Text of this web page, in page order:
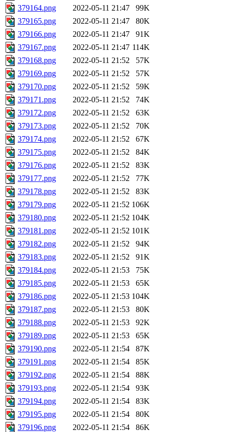
379164.png
2022-05-11 21:47
99K
379165.png
2022-05-11 21:47
80K
379166.png
2022-05-11 21:47
91K
379167.png
2022-05-11 21:47 114K
379168.png
2022-05-11 21:52
57K
379169.png
2022-05-11 21:52
57K
379170.png
2022-05-11 21:52
59K
379171.png
2022-05-11 21:52
74K
379172.png
2022-05-11 21:52
63K
379173.png
2022-05-11 21:52
70K
379174.png
2022-05-11 21:52
67K
379175.png
2022-05-11 21:52
84K
379176.png
2022-05-11 21:52
83K
379177.png
2022-05-11 21:52
77K
379178.png
2022-05-11 21:52
83K
379179.png
2022-05-11 21:52 106K
379180.png
2022-05-11 21:52 104K
379181.png
2022-05-11 21:52 101K
379182.png
2022-05-11 21:52
94K
379183.png
2022-05-11 21:52
91K
379184.png
2022-05-11 21:53
75K
379185.png
2022-05-11 21:53
65K
379186.png
2022-05-11 21:53 104K
379187.png
2022-05-11 21:53
80K
379188.png
2022-05-11 21:53
92K
379189.png
2022-05-11 21:53
65K
379190.png
2022-05-11 21:54
87K
379191.png
2022-05-11 21:54
85K
379192.png
2022-05-11 21:54
88K
379193.png
2022-05-11 21:54
93K
379194.png
2022-05-11 21:54
83K
379195.png
2022-05-11 21:54
80K
379196.png
2022-05-11 21:54
86K